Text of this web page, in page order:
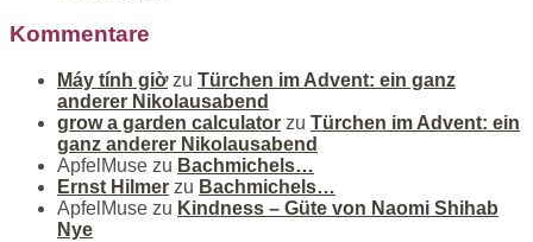
Kommentare
Máy tính giờzu Türchen im Advent: ein ganz
anderer Nikolausabend
grow a garden calculator zu Türchen im Advent: ein
ganz anderer Nikolausabend
ApfelMuse zu Bachmichels…
Ernst Hilmer zu Bachmichels…
ApfelMuse zu Kindness – Güte von Naomi Shihab
Nye